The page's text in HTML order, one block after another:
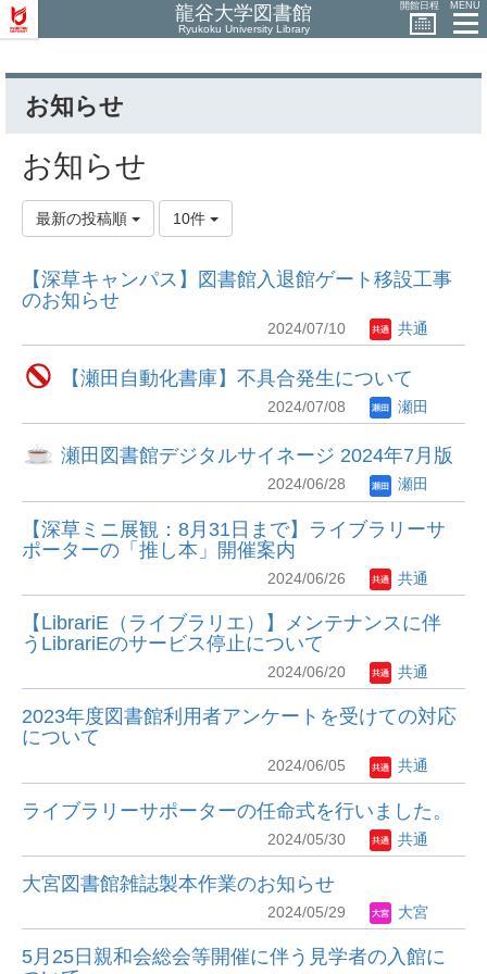
龍谷大学図書館
Ryukoku University Library
開館日程 MENU
お知らせ
お知らせ
最新の投稿順 10件
【深草キャンパス】図書館入退館ゲート移設工事
のお知らせ
2024/07/10 共通
【瀬田自動化書庫】不具合発生について
2024/07/08 瀬田
瀬田図書館デジタルサイネージ 2024年7月版
2024/06/28 瀬田
【深草ミニ展観：8月31日まで】ライブラリーサ
ポーターの「推し本」開催案内
2024/06/26 共通
【LibrariE（ライブラリエ）】メンテナンスに伴
うLibrariEのサービス停止について
2024/06/20 共通
2023年度図書館利用者アンケートを受けての対応
について
2024/06/05 共通
ライブラリーサポーターの任命式を行いました。
2024/05/30 共通
大宮図書館雑誌製本作業のお知らせ
2024/05/29 大宮
5月25日親和会総会等開催に伴う見学者の入館に